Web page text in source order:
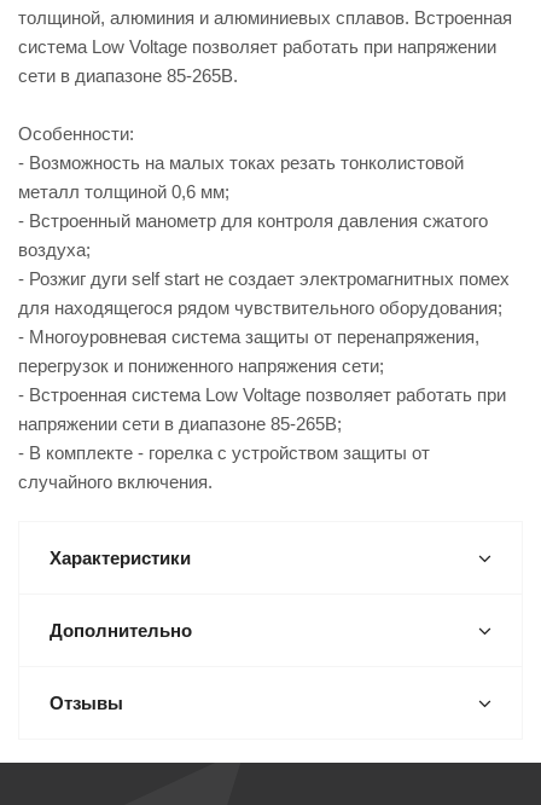
толщиной, алюминия и алюминиевых сплавов. Встроенная
система Low Voltage позволяет работать при напряжении
сети в диапазоне 85-265В.
Особенности:
- Возможность на малых токах резать тонколистовой
металл толщиной 0,6 мм;
- Встроенный манометр для контроля давления сжатого
воздуха;
- Розжиг дуги self start не создает электромагнитных помех
для находящегося рядом чувствительного оборудования;
- Многоуровневая система защиты от перенапряжения,
перегрузок и пониженного напряжения сети;
- Встроенная система Low Voltage позволяет работать при
напряжении сети в диапазоне 85-265В;
- В комплекте - горелка с устройством защиты от
случайного включения.
Характеристики
Дополнительно
Отзывы